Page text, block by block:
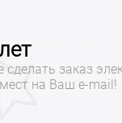
заказ
на Ваш e-mail!